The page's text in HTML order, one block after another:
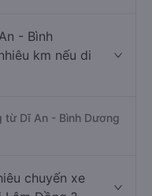
- Bình
km nếu di
Dĩ An - Bình Dương
chuyến xe